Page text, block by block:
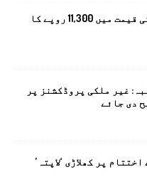
پاکستان میں سونے کی قیمت میں 11,300 روپے کا
غیر ملکی پروڈکشنز پر
دی جائے
پر کھلاڑی ‘لاپتہ’